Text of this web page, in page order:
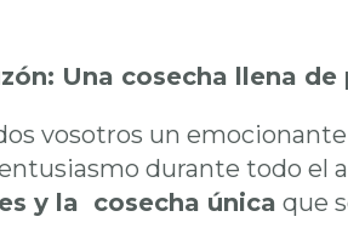
Una cosecha llena de
vosotros un emocionante
durante todo el
y la cosecha única que